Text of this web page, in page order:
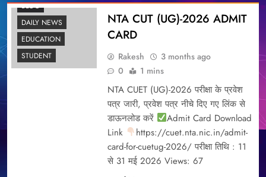
BLOG
DAILY NEWS
EDUCATION
STUDENT
NTA CUT (UG)-2026 ADMIT
CARD
Rakesh
3 months ago
0
1 mins
NTA CUET (UG)-2026 परीक्षा के प्रवेश
पत्र जारी, प्रवेश पत्र नीचे दिए गए लिंक से
डाऊनलोड करें
Admit Card Download
Link
https://cuet.nta.nic.in/admit-
card-for-cuetug-2026/ परीक्षा तिथि : 11
से 31 मई 2026 Views: 67